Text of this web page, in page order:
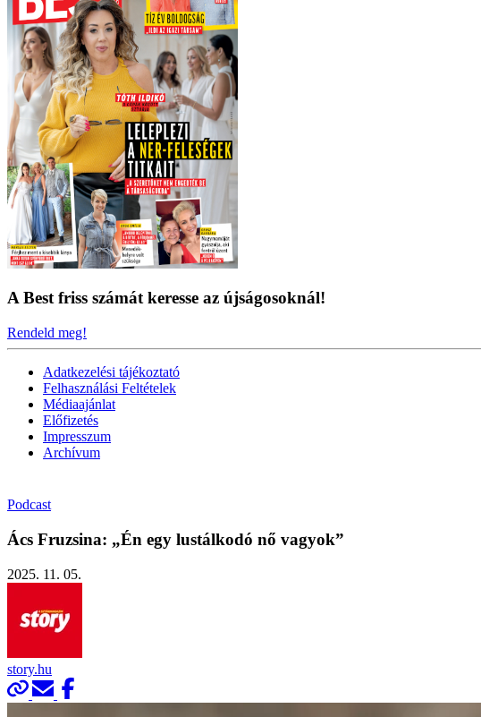
A Best friss számát keresse az újságosoknál!
Rendeld meg!
Adatkezelési tájékoztató
Felhasználási Feltételek
Médiaajánlat
Előfizetés
Impresszum
Archívum
Podcast
Ács Fruzsina: „Én egy lustálkodó nő vagyok”
2025. 11. 05.
story.hu